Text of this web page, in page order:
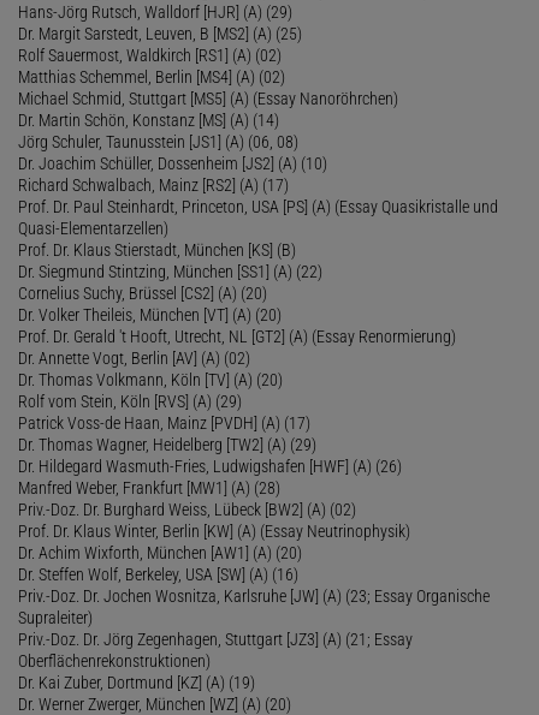
Hans-Jörg Rutsch, Walldorf [HJR] (A) (29)
Dr. Margit Sarstedt, Leuven, B [MS2] (A) (25)
Rolf Sauermost, Waldkirch [RS1] (A) (02)
Matthias Schemmel, Berlin [MS4] (A) (02)
Michael Schmid, Stuttgart [MS5] (A) (Essay Nanoröhrchen)
Dr. Martin Schön, Konstanz [MS] (A) (14)
Jörg Schuler, Taunusstein [JS1] (A) (06, 08)
Dr. Joachim Schüller, Dossenheim [JS2] (A) (10)
Richard Schwalbach, Mainz [RS2] (A) (17)
Prof. Dr. Paul Steinhardt, Princeton, USA [PS] (A) (Essay Quasikristalle und
Quasi-Elementarzellen)
Prof. Dr. Klaus Stierstadt, München [KS] (B)
Dr. Siegmund Stintzing, München [SS1] (A) (22)
Cornelius Suchy, Brüssel [CS2] (A) (20)
Dr. Volker Theileis, München [VT] (A) (20)
Prof. Dr. Gerald 't Hooft, Utrecht, NL [GT2] (A) (Essay Renormierung)
Dr. Annette Vogt, Berlin [AV] (A) (02)
Dr. Thomas Volkmann, Köln [TV] (A) (20)
Rolf vom Stein, Köln [RVS] (A) (29)
Patrick Voss-de Haan, Mainz [PVDH] (A) (17)
Dr. Thomas Wagner, Heidelberg [TW2] (A) (29)
Dr. Hildegard Wasmuth-Fries, Ludwigshafen [HWF] (A) (26)
Manfred Weber, Frankfurt [MW1] (A) (28)
Priv.-Doz. Dr. Burghard Weiss, Lübeck [BW2] (A) (02)
Prof. Dr. Klaus Winter, Berlin [KW] (A) (Essay Neutrinophysik)
Dr. Achim Wixforth, München [AW1] (A) (20)
Dr. Steffen Wolf, Berkeley, USA [SW] (A) (16)
Priv.-Doz. Dr. Jochen Wosnitza, Karlsruhe [JW] (A) (23; Essay Organische
Supraleiter)
Priv.-Doz. Dr. Jörg Zegenhagen, Stuttgart [JZ3] (A) (21; Essay
Oberflächenrekonstruktionen)
Dr. Kai Zuber, Dortmund [KZ] (A) (19)
Dr. Werner Zwerger, München [WZ] (A) (20)